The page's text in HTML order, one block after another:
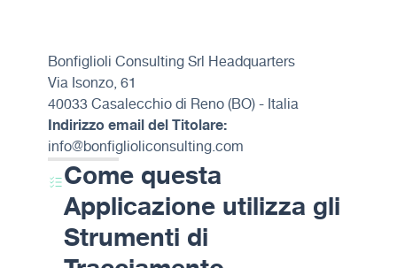
Bonfiglioli Consulting Srl Headquarters
Via Isonzo, 61
40033 Casalecchio di Reno (BO) - Italia
Indirizzo email del Titolare:
info@bonfiglioliconsulting.com
Come questa
Applicazione utilizza gli
Strumenti di